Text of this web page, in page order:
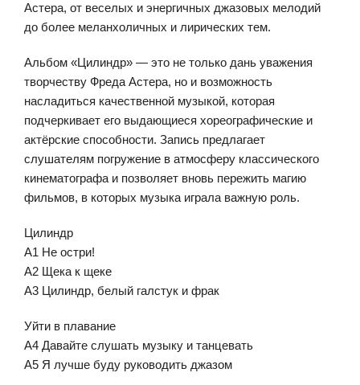
Астера, от веселых и энергичных джазовых мелодий
до более меланхоличных и лирических тем.
Альбом «Цилиндр» — это не только дань уважения
творчеству Фреда Астера, но и возможность
насладиться качественной музыкой, которая
подчеркивает его выдающиеся хореографические и
актёрские способности. Запись предлагает
слушателям погружение в атмосферу классического
кинематографа и позволяет вновь пережить магию
фильмов, в которых музыка играла важную роль.
Цилиндр
А1 Не остри!
A2 Щека к щеке
A3 Цилиндр, белый галстук и фрак
Уйти в плавание
A4 Давайте слушать музыку и танцевать
A5 Я лучше буду руководить джазом